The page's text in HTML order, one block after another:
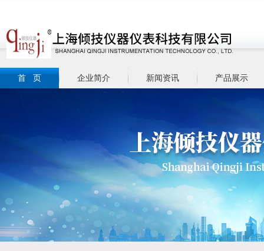
首 页 企业简介 新闻资讯 产品展示